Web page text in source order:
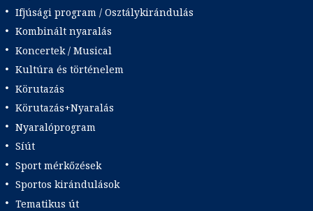
Ifjúsági program / Osztálykirándulás
Kombinált nyaralás
Koncertek / Musical
Kultúra és történelem
Körutazás
Körutazás+Nyaralás
Nyaralóprogram
Síút
Sport mérkőzések
Sportos kirándulások
Tematikus út